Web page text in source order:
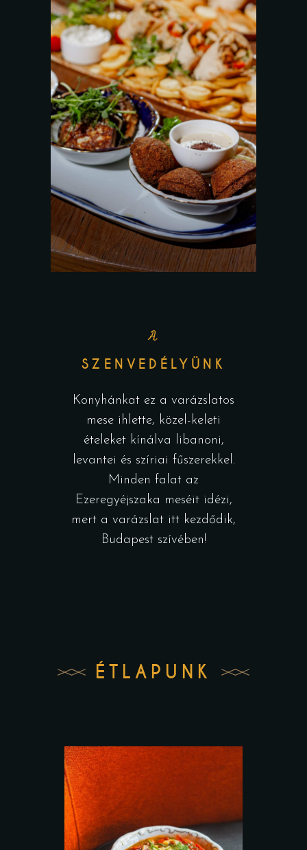
A
SZENVEDÉLYÜNK
Konyhánkat ez a varázslatos
mese ihlette, közel-keleti
ételeket kínálva libanoni,
levantei és szíriai fűszerekkel.
Minden falat az
Ezeregyéjszaka meséit idézi,
mert a varázslat itt kezdődik,
Budapest szívében!
ÉTLAPUNK